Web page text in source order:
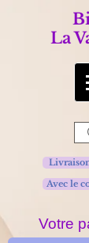
La
Avec le
Votre